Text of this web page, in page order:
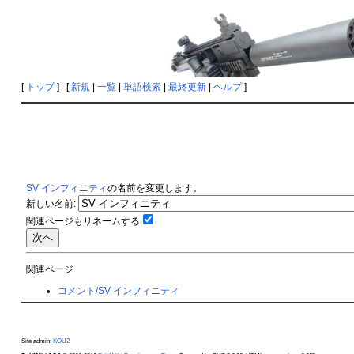
[ トップ] [新規| 一覧| 単語検索| 最終更新| ヘルプ]
SV インフィニティの名前を変更します。
新しい名前:
関連ページもリネームする
関連ページ
コメント/SV インフィニティ
Site admin: KOU2